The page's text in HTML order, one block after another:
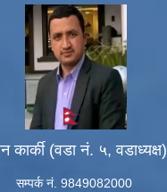
कार्की (वडा नं. ५, वडाध्यक्ष)
सम्पर्क नं. 9849082000